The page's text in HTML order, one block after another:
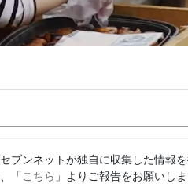
ブンネットが独自に収集した情報
「こちら 」よりご報告をお願いしま